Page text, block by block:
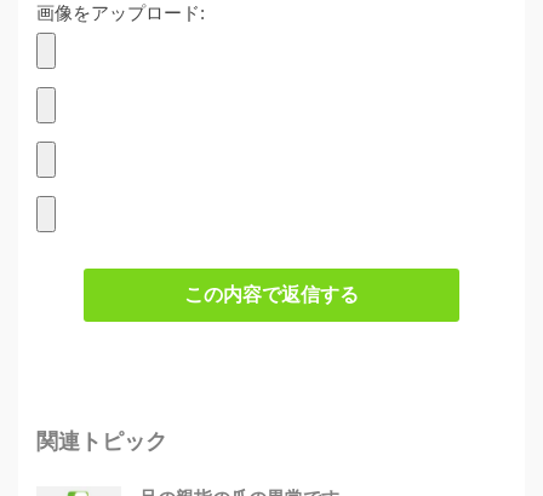
画像をアップロード:
この内容で返信する
関連トピック